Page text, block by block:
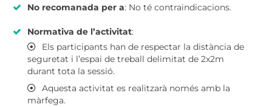
No recomanada per a: No té contraindicacions.
Normativa de l’activitat:
Els participants han de respectar la distància de
seguretat i l’espai de treball delimitat de 2x2m
durant tota la sessió.
Aquesta activitat es realitzarà només amb la
màrfega.